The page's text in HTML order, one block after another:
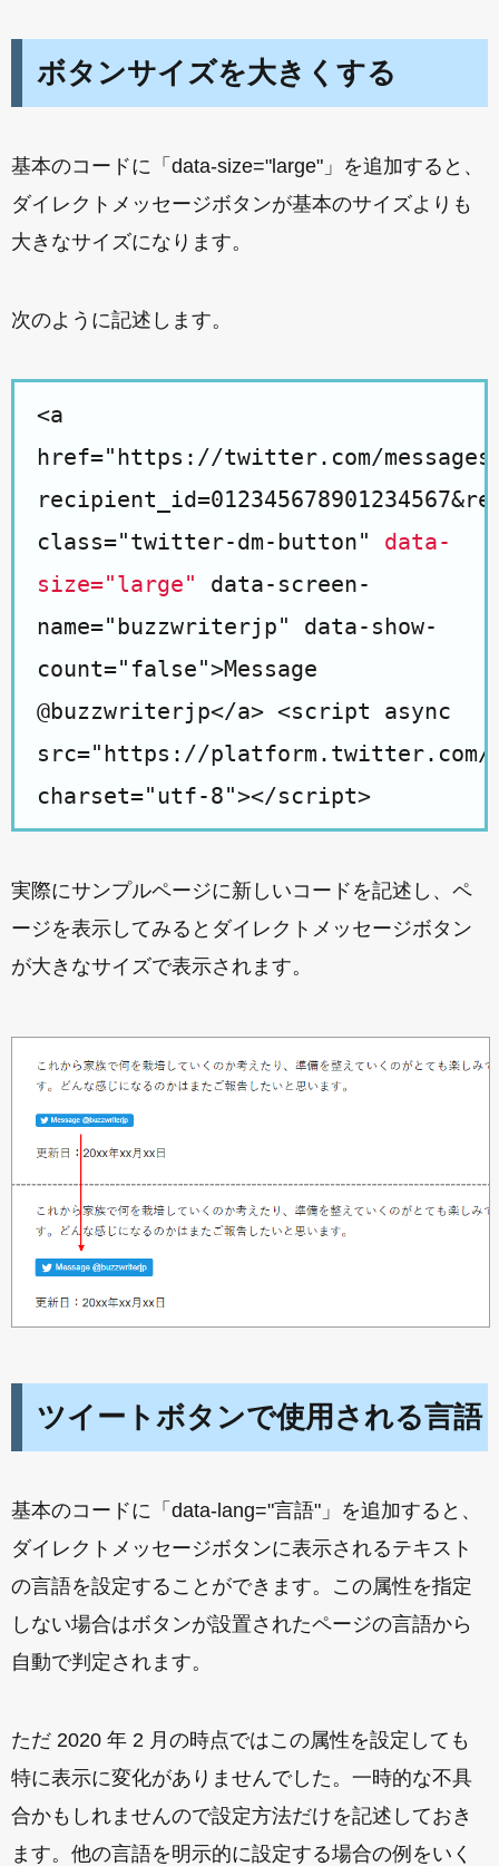
ボタンサイズを大きくする
基本のコードに「data-size="large"」を追加すると、
ダイレクトメッセージボタンが基本のサイズよりも
大きなサイズになります。
次のように記述します。
<a
href="https://twitter.com/messages/
class="twitter-dm-button" data-
size="large"
data-screen-
name="buzzwriterjp" data-show-
count="false">Message
@buzzwriterjp</a> <script async
src="https://platform.twitter.com/
charset="utf-8"></script>
実際にサンプルページに新しいコードを記述し、ペ
ージを表示してみるとダイレクトメッセージボタン
が大きなサイズで表示されます。
ツイートボタンで使用される言語
基本のコードに「data-lang="言語"」を追加すると、
ダイレクトメッセージボタンに表示されるテキスト
の言語を設定することができます。この属性を指定
しない場合はボタンが設置されたページの言語から
自動で判定されます。
ただ 2020 年 2 月の時点ではこの属性を設定しても
特に表示に変化がありませんでした。一時的な不具
合かもしれませんので設定方法だけを記述しておき
ます。他の言語を明示的に設定する場合の例をいく